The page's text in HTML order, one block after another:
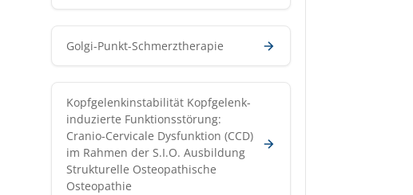
Golgi-Punkt-Schmerztherapie
Kopfgelenkinstabilität Kopfgelenk-
induzierte Funktionsstörung:
Cranio-Cervicale Dysfunktion (CCD)
im Rahmen der S.I.O. Ausbildung
Strukturelle Osteopathische
Osteopathie